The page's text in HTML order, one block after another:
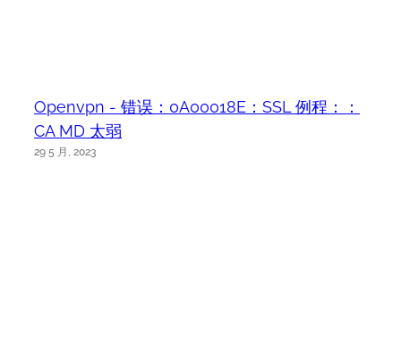
Openvpn - 错误：0A00018E：SSL 例程：：
CA MD 太弱
29 5 月, 2023